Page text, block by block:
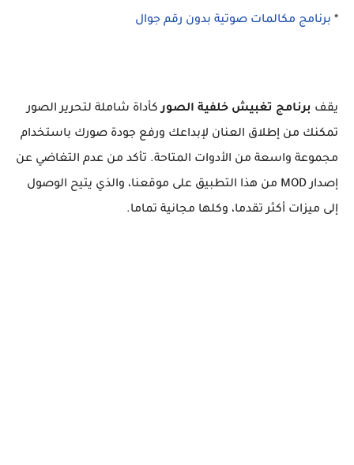
* برنامج مكالمات صوتية بدون رقم جوال
يقف برنامج تغبيش خلفية الصوركأداة شاملة لتحرير الصور
تمكنك من إطلاق العنان لإبداعك ورفع جودة صورك باستخدام
مجموعة واسعة من الأدوات المتاحة. تأكد من عدم التغاضي عن
إصدار MOD من هذا التطبيق على موقعنا، والذي يتيح الوصول
إلى ميزات أكثر تقدما، وكلها مجانية تماما.